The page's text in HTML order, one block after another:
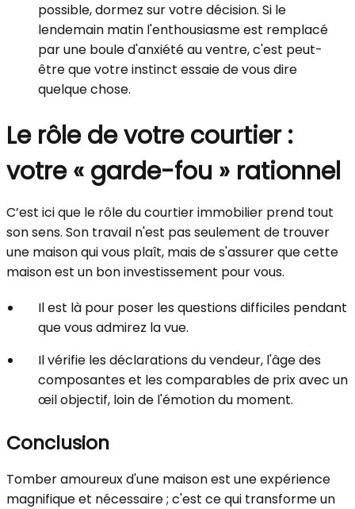
possible, dormez sur votre décision. Si le
lendemain matin l'enthousiasme est remplacé
par une boule d'anxiété au ventre, c'est peut-
être que votre instinct essaie de vous dire
quelque chose.
Le rôle de votre courtier :
votre « garde-fou » rationnel
C’est ici que le rôle du courtier immobilier prend tout
son sens. Son travail n'est pas seulement de trouver
une maison qui vous plaît, mais de s'assurer que cette
maison est un bon investissement pour vous.
Il est là pour poser les questions difficiles pendant
que vous admirez la vue.
Il vérifie les déclarations du vendeur, l'âge des
composantes et les comparables de prix avec un
œil objectif, loin de l'émotion du moment.
Conclusion
Tomber amoureux d'une maison est une expérience
magnifique et nécessaire ; c'est ce qui transforme un